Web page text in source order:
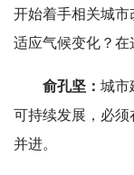
开始着手相关城
适应气候变化？在
俞孔坚： 城市
可持续发展，必须
并进。